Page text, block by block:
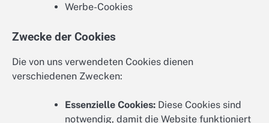
Werbe-Cookies
Zwecke der Cookies
Die von uns verwendeten Cookies dienen
verschiedenen Zwecken:
Essenzielle Cookies: Diese Cookies sind
notwendig, damit die Website funktioniert